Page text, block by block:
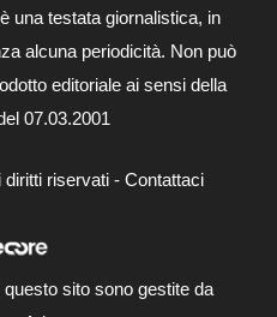
una testata giornalistica, in
alcuna periodicità. Non può
editoriale ai sensi della
07.03.2001
riservati - Contattaci
sito sono gestite da